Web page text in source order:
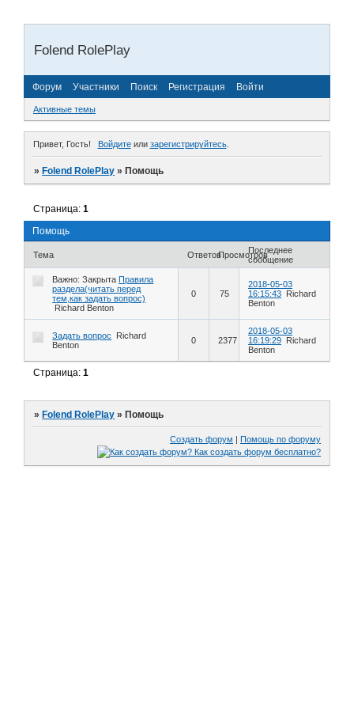
Folend RolePlay
Форум Участники Поиск Регистрация Войти
Активные темы
Привет, Гость! Войдитеили зарегистрируйтесь.
»Folend RolePlay »Помощь
Помощь
Страница:1
Тема ОтветовПросмотровПоследнее
сообщение
Важно: Закрыта Правила
раздела(читать перед
тем,как задать вопрос)
Richard Benton
0 75
2018-05-03
16:15:43
Richard
Benton
Задать вопрос
Richard
Benton
0 2377
2018-05-03
16:19:29
Richard
Benton
Страница:1
»Folend RolePlay »Помощь
Создать форум Помощь по форуму